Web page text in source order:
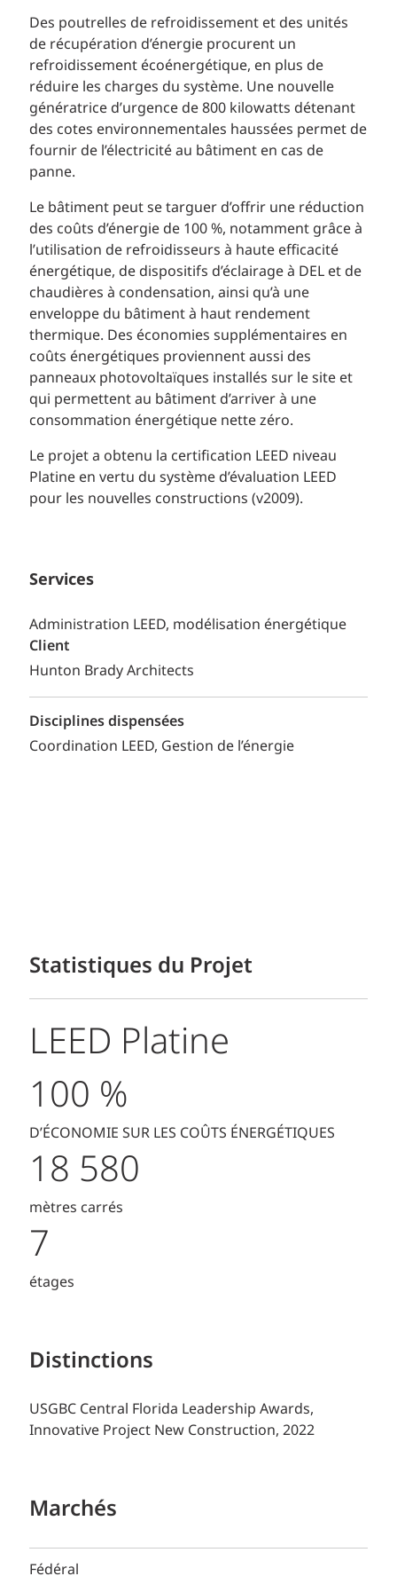
Des poutrelles de refroidissement et des unités
de récupération d’énergie procurent un
refroidissement écoénergétique, en plus de
réduire les charges du système. Une nouvelle
génératrice d’urgence de 800 kilowatts détenant
des cotes environnementales haussées permet de
fournir de l’électricité au bâtiment en cas de
panne.
Le bâtiment peut se targuer d’offrir une réduction
des coûts d’énergie de 100 %, notamment grâce à
l’utilisation de refroidisseurs à haute efficacité
énergétique, de dispositifs d’éclairage à DEL et de
chaudières à condensation, ainsi qu’à une
enveloppe du bâtiment à haut rendement
thermique. Des économies supplémentaires en
coûts énergétiques proviennent aussi des
panneaux photovoltaïques installés sur le site et
qui permettent au bâtiment d’arriver à une
consommation énergétique nette zéro.
Le projet a obtenu la certification LEED niveau
Platine en vertu du système d’évaluation LEED
pour les nouvelles constructions (v2009).
Services
Administration LEED, modélisation énergétique
Client
Hunton Brady Architects
Disciplines dispensées
Coordination LEED Gestion de l’énergie
Statistiques du Projet
LEED Platine
100 %
D’ÉCONOMIE SUR LES COÛTS ÉNERGÉTIQUES
18 580
mètres carrés
7
étages
Distinctions
USGBC Central Florida Leadership Awards,
Innovative Project New Construction, 2022
Marchés
Fédéral